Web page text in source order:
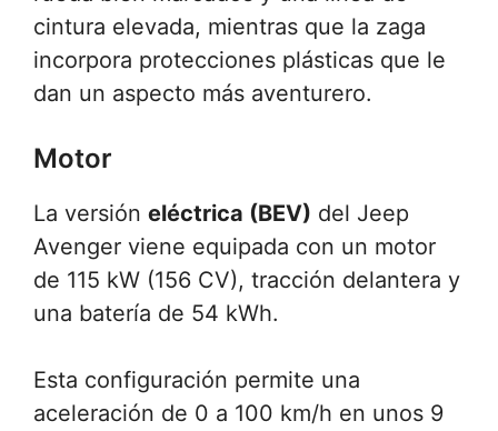
cintura elevada, mientras que la zaga
incorpora protecciones plásticas que le
dan un aspecto más aventurero.
Motor
La versión eléctrica (BEV) del Jeep
Avenger viene equipada con un motor
de 115 kW (156 CV), tracción delantera y
una batería de 54 kWh.
Esta configuración permite una
aceleración de 0 a 100 km/h en unos 9